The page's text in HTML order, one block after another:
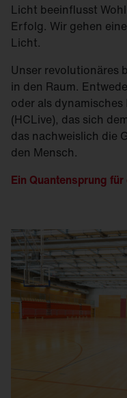
Licht beeinflusst
Erfolg. Wir gehen
Licht.
Unser revolutionäres
in den Raum.
oder als dynamisches
(HCLive), das sich
das nachweislich die
den Mensch.
Ein Quantensprung